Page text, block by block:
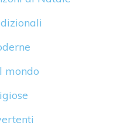
mondo